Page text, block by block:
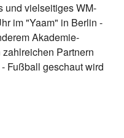
und vielseitiges WM-
im "Yaam" in Berlin -
Akademie-
Partnern
Fußball geschaut wird